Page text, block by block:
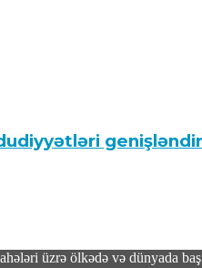
üzrə ölkədə və dünyada